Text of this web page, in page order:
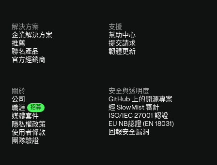
解決方案
企業解決方案
推薦
聯名產品
官方經銷商
支援
幫助中心
提交請求
韌體更新
關於
公司
職涯
招募
媒體套件
隱私權政策
使用者條款
團隊驗證
安全與透明度
GitHub 上的開源專案
經 SlowMist 審計
ISO/IEC 27001 認證
EU NB認證 (EN 18031)
回報安全漏洞